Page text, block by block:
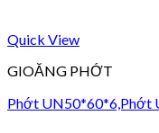
Quick View
GIOĂNG PHỚT
Phớt UN50*60*6,Phớt